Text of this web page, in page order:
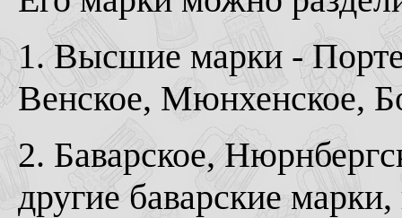
1. Высшие марки -
Венское, Мюнхенское,
2. Баварское,
другие баварские